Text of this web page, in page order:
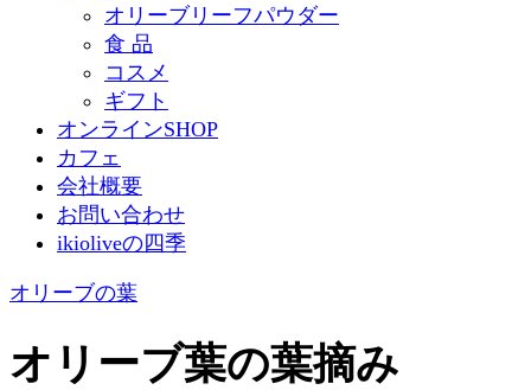
オリーブリーフパウダー
食 品
コスメ
ギフト
オンラインSHOP
カフェ
会社概要
お問い合わせ
ikioliveの四季
オリーブの葉
オリーブ葉の葉摘み